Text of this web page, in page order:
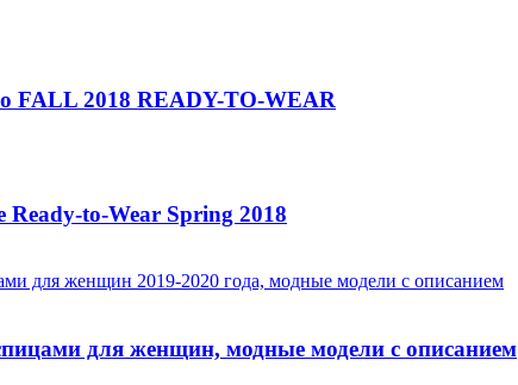
FALL 2018 READY-TO-WEAR
Ready-to-Wear Spring 2018
для женщин, модные модели с описанием